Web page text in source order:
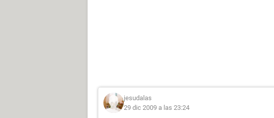
jesudalas
29 dic 2009 a las 23:24